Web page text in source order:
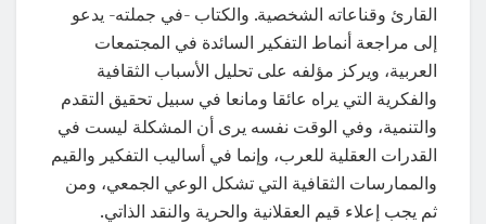
القارئ وقناعاته الشخصية. والكتاب -في جملته- يدعو
إلى مراجعة أنماط التفكير السائدة في المجتمعات
العربية، ويركز مؤلفه على تحليل الأسباب الثقافية
والفكرية التي يراه عائقا ومانعا في سبيل تحقيق التقدم
والتنمية، وفي الوقت نفسه يرى أن المشكلة ليست في
القدرات العقلية للعرب، وإنما في أساليب التفكير والقيم
والممارسات الثقافية التي تشكل الوعي الجمعي، ومن
ثم يجب إعلاء قيم العقلانية والحرية والنقد الذاتي.